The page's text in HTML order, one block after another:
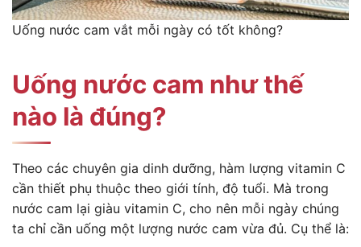
Uống nước cam vắt mỗi ngày có tốt không?
Uống nước cam như thế
nào là đúng?
Theo các chuyên gia dinh dưỡng, hàm lượng vitamin C
cần thiết phụ thuộc theo giới tính, độ tuổi. Mà trong
nước cam lại giàu vitamin C, cho nên mỗi ngày chúng
ta chỉ cần uống một lượng nước cam vừa đủ. Cụ thể là: